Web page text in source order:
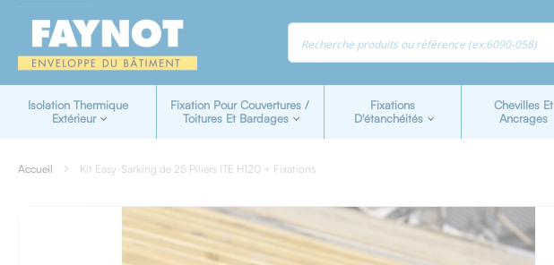
Isolation Thermique
Extérieur
Fixation Pour Couvertures /
Toitures Et Bardages
Fixations
D'étanchéités
Chevilles Et
Ancrages
Accueil Kit Easy-Sarking de 25 Piliers ITE H120 + Fixations